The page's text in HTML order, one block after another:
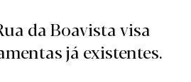
da Boavista visa
já existentes.